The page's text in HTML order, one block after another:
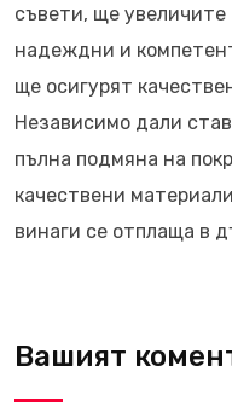
съвети, ще
надеждни и
ще осигурят
Независимо дали
пълна подмяна на
качествени
винаги се отплаща в
Вашият